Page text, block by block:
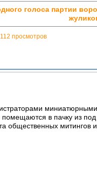
голоса партии
просмотров
миниатюрными,
в пачку из под
общественных митингов и